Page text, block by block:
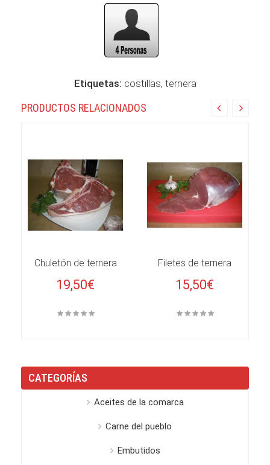
Etiquetas: costillas, ternera
PRODUCTOS RELACIONADOS
Chuletón de ternera
19,50€
Filetes de ternera
15,50€
CATEGORÍAS
Aceites de la comarca
Carne del pueblo
Embutidos